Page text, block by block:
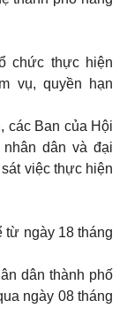
chức thực hiện
vụ, quyền hạn
các Ban của Hội
dân và đại
việc thực hiện
từ ngày 18 tháng
dân thành phố
ngày 08 tháng